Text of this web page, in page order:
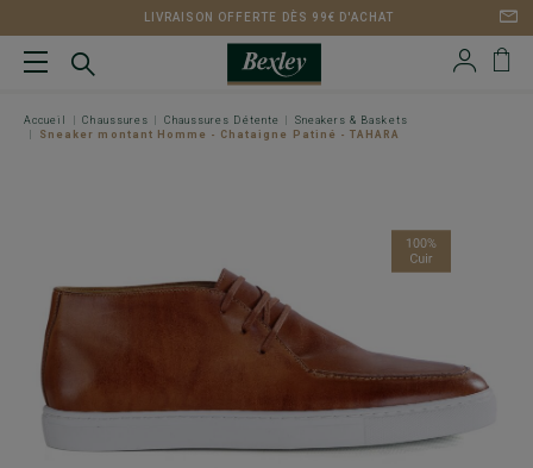
LIVRAISON OFFERTE DÈS 99€ D'ACHAT
Accueil Chaussures Chaussures Détente
Sneakers & Baskets
Sneaker montant Homme - Chataigne Patiné - TAHARA